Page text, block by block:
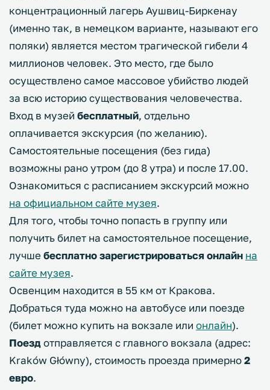
концентрационный лагерь Аушвиц-Биркенау
(именно так, в немецком варианте, называют его
поляки) является местом трагической гибели 4
миллионов человек. Это место, где было
осуществлено самое массовое убийство людей
за всю историю существования человечества.
Вход в музей бесплатный, отдельно
оплачивается экскурсия (по желанию).
Самостоятельные посещения (без гида)
возможны рано утром (до 8 утра) и после 17.00.
Ознакомиться с расписанием экскурсий можно
на официальном сайте музея.
Для того, чтобы точно попасть в группу или
получить билет на самостоятельное посещение,
лучше бесплатно зарегистрироваться онлайн на
сайте музея.
Освенцим находится в 55 км от Кракова.
Добраться туда можно на автобусе или поезде
(билет можно купить на вокзале или онлайн).
Поездотправляется с главного вокзала (адрес:
Kraków Główny), стоимость проезда примерно2
евро.